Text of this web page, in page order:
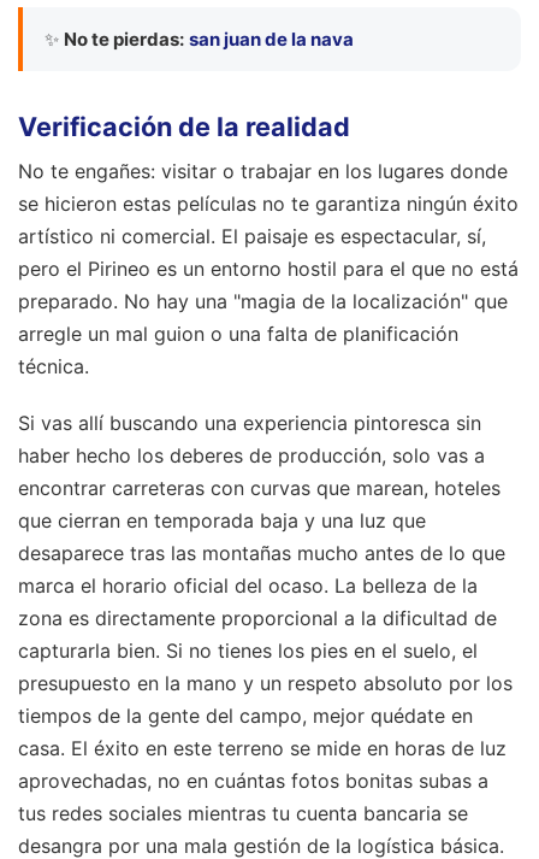
✨ No te pierdas: san juan de la nava
Verificación de la realidad
No te engañes: visitar o trabajar en los lugares donde
se hicieron estas películas no te garantiza ningún éxito
artístico ni comercial. El paisaje es espectacular, sí,
pero el Pirineo es un entorno hostil para el que no está
preparado. No hay una "magia de la localización" que
arregle un mal guion o una falta de planificación
técnica.
Si vas allí buscando una experiencia pintoresca sin
haber hecho los deberes de producción, solo vas a
encontrar carreteras con curvas que marean, hoteles
que cierran en temporada baja y una luz que
desaparece tras las montañas mucho antes de lo que
marca el horario oficial del ocaso. La belleza de la
zona es directamente proporcional a la dificultad de
capturarla bien. Si no tienes los pies en el suelo, el
presupuesto en la mano y un respeto absoluto por los
tiempos de la gente del campo, mejor quédate en
casa. El éxito en este terreno se mide en horas de luz
aprovechadas, no en cuántas fotos bonitas subas a
tus redes sociales mientras tu cuenta bancaria se
desangra por una mala gestión de la logística básica.